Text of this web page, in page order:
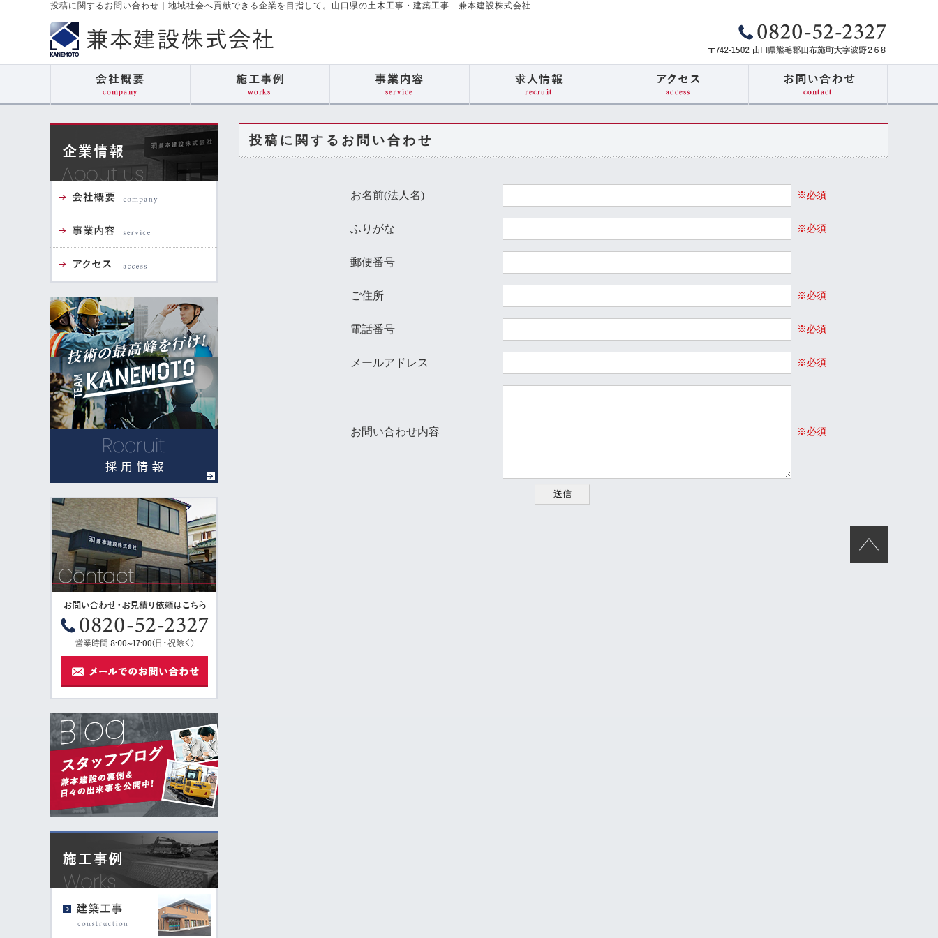
投稿に関するお問い合わせ 地域社会へ貢献できる企業を目指して。山口県の土木工事・建築工事 兼本建設株式会社
投稿に関するお問い合わせ
お名前(法人名) ※必須
ふりがな ※必須
郵便番号
ご住所 ※必須
電話番号 ※必須
メールアドレス ※必須
お問い合わせ内容 ※必須